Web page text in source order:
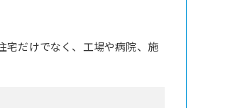
宅だけでなく、工場や病院、施